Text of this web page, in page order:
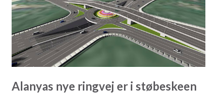
du finder hjemme, kan ikke kopieres ligemeget hvor hårdt
du end forsøger.
Alanyas nye ringvej er i støbeskeen